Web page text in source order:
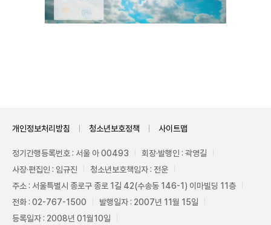
개인정보처리방침 청소년보호정책 사이트맵
정기간행등록번호 : 서울 아 00493
회장·발행인 : 곽영길
사장·편집인 : 임규진
청소년보호책임자 : 전운
주소 : 서울특별시 종로구 종로 1길 42(수송동 146-1) 이마빌딩 11층
전화 : 02-767-1500
발행일자 : 2007년 11월 15일
등록일자 : 2008년 01월10일